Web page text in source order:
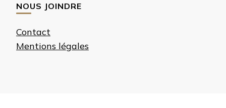
NOUS JOINDRE
Contact
Mentions légales